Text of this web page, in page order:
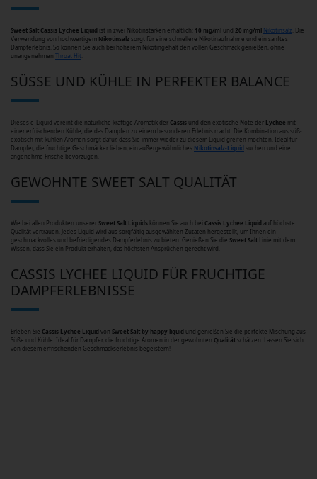
Sweet Salt Cassis Lychee Liquid ist in zwei Nikotinstärken erhältlich: 10 mg/ml und 20 mg/ml Nikotinsalz . Die
Verwendung von hochwertigem Nikotinsalz sorgt für eine schnellere Nikotinaufnahme und ein sanftes
Dampferlebnis. So können Sie auch bei höherem Nikotingehalt den vollen Geschmack genießen, ohne
unangenehmen Throat Hit
SÜSSE UND KÜHLE IN PERFEKTER BALANCE
Dieses e-Liquid vereint die natürliche kräftige Aromatik der Cassis und den exotische Note der Lychee mit
einer erfrischenden Kühle, die das Dampfen zu einem besonderen Erlebnis macht. Die Kombination aus süß-
exotisch mit kühlen Aromen sorgt dafür, dass Sie immer wieder zu diesem Liquid greifen möchten. Ideal für
Dampfer, die fruchtige Geschmäcker lieben, ein außergewöhnliches Nikotinsalz-Liquid suchen und eine
angenehme Frische bevorzugen.
GEWOHNTE SWEET SALT QUALITÄT
Wie bei allen Produkten unserer Sweet Salt Liquids können Sie auch bei Cassis Lychee Liquid auf höchste
Qualität vertrauen. Jedes Liquid wird aus sorgfältig ausgewählten Zutaten hergestellt, um Ihnen ein
geschmackvolles und befriedigendes Dampferlebnis zu bieten. Genießen Sie die Sweet Salt Linie mit dem
Wissen, dass Sie ein Produkt erhalten, das höchsten Ansprüchen gerecht wird.
CASSIS LYCHEE LIQUID FÜR FRUCHTIGE
DAMPFERLEBNISSE
Erleben Sie Cassis Lychee Liquid von Sweet Salt by happy liquid und genießen Sie die perfekte Mischung aus
Süße und Kühle. Ideal für Dampfer, die fruchtige Aromen in der gewohnten Qualität schätzen. Lassen Sie sich
von diesem erfrischenden Geschmackserlebnis begeistern!